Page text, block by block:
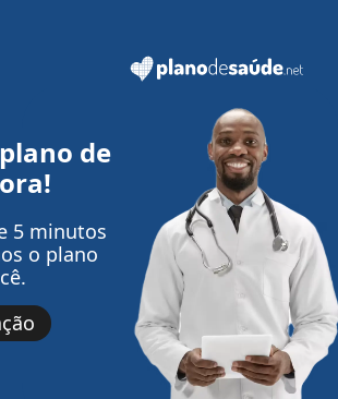
de
5 minutos
o plano